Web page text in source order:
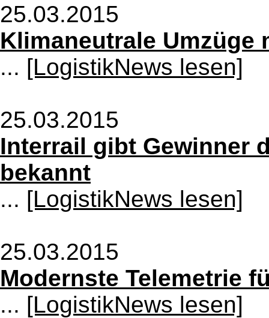
25.03.2015
Klimaneutrale Umzüge
... [LogistikNews lesen]
25.03.2015
Interrail gibt Gewinner
bekannt
... [LogistikNews lesen]
25.03.2015
Modernste Telemetrie
... [LogistikNews lesen]